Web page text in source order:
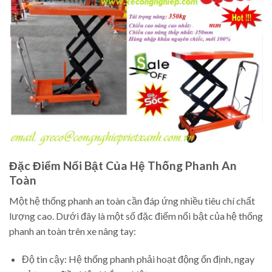
Đặc Điểm Nổi Bật Của Hệ Thống Phanh An
Toàn
Một hệ thống phanh an toàn cần đáp ứng nhiều tiêu chí chất
lượng cao. Dưới đây là một số đặc điểm nổi bật của hệ thống
phanh an toàn trên xe nâng tay:
Độ tin cậy: Hệ thống phanh phải hoạt động ổn định, ngay